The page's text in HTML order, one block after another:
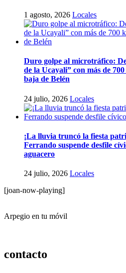
1 agosto, 2026 Locales
Duro golpe al microtráfico:
de la Ucayali” con más de
baja de Belén
24 julio, 2026 Locales
¡La lluvia truncó la fiesta
Ferrando suspende desfile
aguacero
24 julio, 2026 Locales
[joan-now-playing]
Arpegio en tu móvil
contacto